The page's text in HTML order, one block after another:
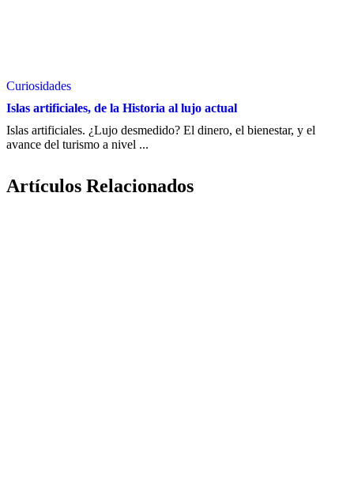
Curiosidades
Islas artificiales, de la Historia al lujo actual
Islas artificiales. ¿Lujo desmedido? El dinero, el bienestar, y el
avance del turismo a nivel ...
Artículos Relacionados